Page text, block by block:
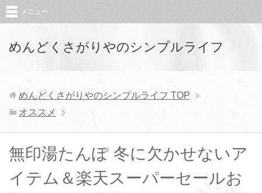
めんどくさがりやのシンプルライフ
メニュー
めんどくさがりやのシンプルライフ TOP
オススメ
無印湯たんぽ 冬に欠かせないア
イテム＆楽天スーパーセールお